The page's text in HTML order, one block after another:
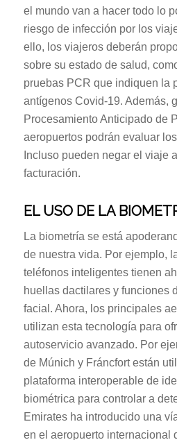
el mundo van a hacer todo lo
riesgo de infección por los
ello, los viajeros deberán
sobre su estado de salud,
pruebas PCR que indiquen la
antígenos Covid-19. Además,
Procesamiento Anticipado de
aeropuertos podrán evaluar
Incluso pueden negar el viaje
facturación.
EL USO DE LA
La biometría se está
de nuestra vida. Por ejemplo,
teléfonos inteligentes tienen
huellas dactilares y funciones
facial. Ahora, los principales
utilizan esta tecnología para
autoservicio avanzado. Por
de Múnich y Fráncfort están
plataforma interoperable de
biométrica para controlar a
Emirates ha introducido una
en el aeropuerto internacional